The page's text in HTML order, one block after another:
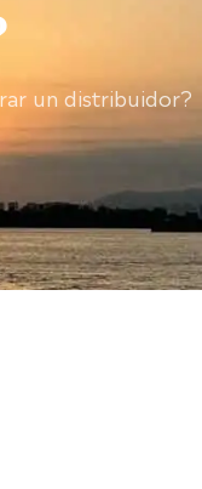
un distribuidor?